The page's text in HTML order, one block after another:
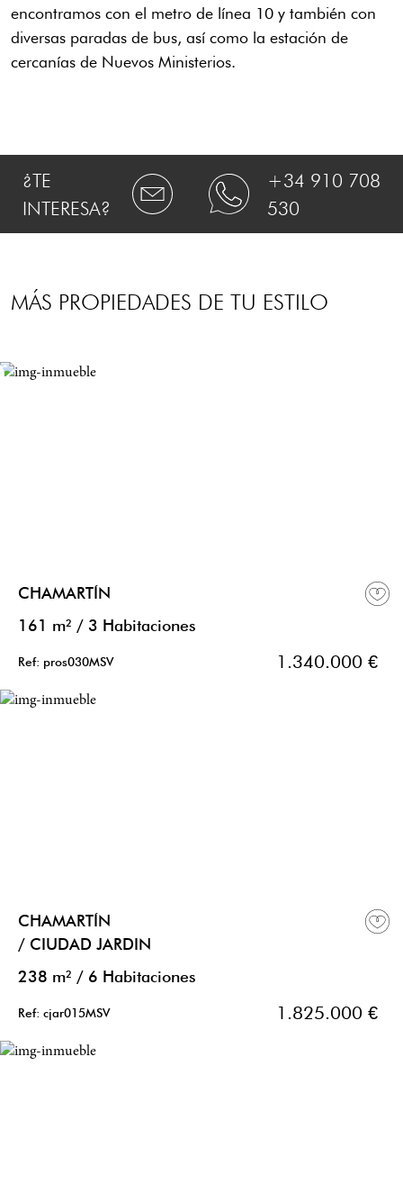
encontramos con el metro de línea 10 y también con
diversas paradas de bus, así como la estación de
cercanías de Nuevos Ministerios.
¿TE
INTERESA?
+34 910 708
530
MÁS PROPIEDADES DE TU ESTILO
CHAMARTÍN
161 m² / 3 Habitaciones
Ref: pros030MSV 1.340.000 €
CHAMARTÍN
/ CIUDAD JARDIN
238 m² / 6 Habitaciones
Ref: cjar015MSV 1.825.000 €